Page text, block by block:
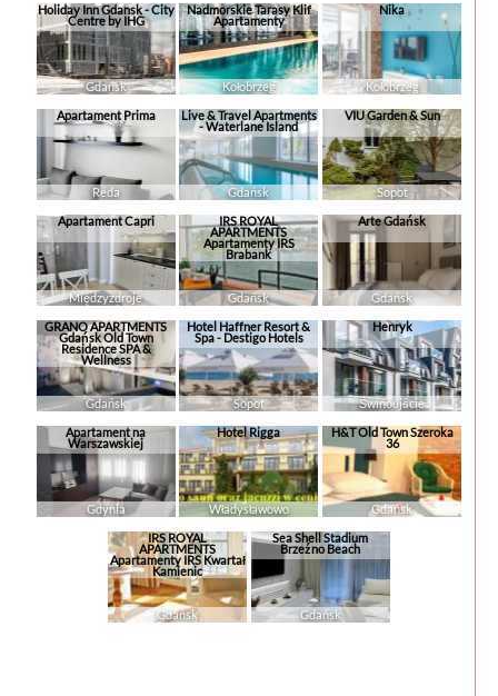
Holiday Inn Gdansk - City
Centre by IHG
Gdańsk
Nadmorskie Tarasy Klif
Apartamenty
Kołobrzeg
Nika
Kołobrzeg
Apartament Prima
Reda
Live & Travel Apartments
- Waterlane Island
Gdańsk
VIU Garden & Sun
Sopot
Apartament Capri
Międzyzdroje
IRS ROYAL
APARTMENTS
Apartamenty IRS
Brabank
Gdańsk
Arte Gdańsk
Gdańsk
GRANO APARTMENTS
Gdańsk Old Town
Residence SPA &
Wellness
Gdańsk
Hotel Haffner Resort &
Spa - Destigo Hotels
Sopot
Henryk
Świnoujście
Apartament na
Warszawskiej
Gdynia
Hotel Rigga
Władysławowo
H&T Old Town Szeroka
36
Gdańsk
IRS ROYAL
APARTMENTS
Apartamenty IRS Kwartał
Kamienic
Gdańsk
Sea Shell Stadium
Brzeźno Beach
Gdańsk